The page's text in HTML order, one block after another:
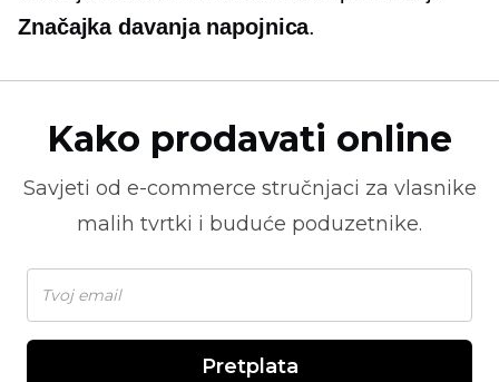
Značajka davanja napojnica.
Kako prodavati online
Savjeti od e-commerce stručnjaci za vlasnike
malih tvrtki i buduće poduzetnike.
Pretplata